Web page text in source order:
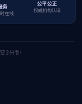
学位授权点